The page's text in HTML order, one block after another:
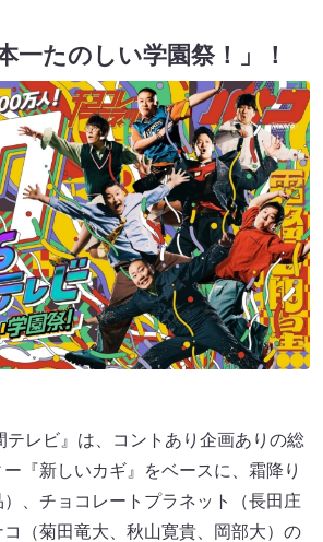
一たのしい学園祭！」！
テレビ』は、コントあり企画ありの総
『新しいカギ』をベースに、霜降り
、チョコレートプラネット（長田庄
（菊田竜大、秋山寛貴、岡部大）の